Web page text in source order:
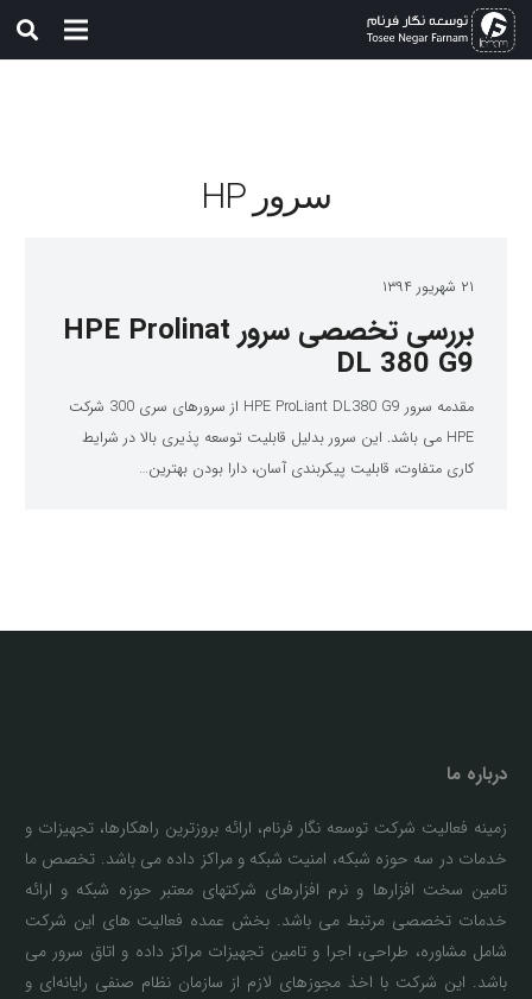
سرور HP
۲۱ شهریور ۱۳۹۴
بررسی تخصصی سرور HPE Prolinat
DL 380 G9
مقدمه سرور HPE ProLiant DL380 G9 از سرورهای سری 300 شرکت
HPE می باشد. این سرور بدلیل قابلیت توسعه پذیری بالا در شرایط
کاری متفاوت، قابلیت پیکربندی آسان، دارا بودن بهترین…
درباره ما
زمینه فعالیت شرکت توسعه نگار فرنام، ارائه بروزترین راهکارها، تجهیزات و
خدمات در سه حوزه شبکه، امنیت شبکه و مراکز داده می باشد. تخصص ما
تامین سخت افزارها و نرم افزارهای شرکتهای معتبر حوزه شبکه و ارائه
خدمات تخصصی مرتبط می باشد. بخش عمده فعالیت های این شرکت
شامل مشاوره، طراحی، اجرا و تامین تجهیزات مراکز داده و اتاق سرور می
باشد. این شرکت با اخذ مجوزهای لازم از سازمان نظام صنفی رایانه‌ای و